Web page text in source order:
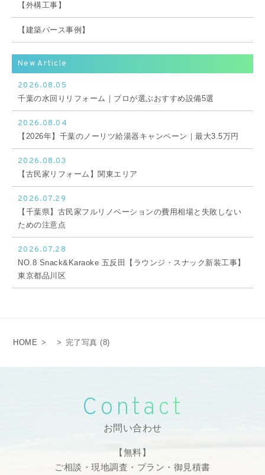
【外構工事】
【建築パース事例】
New Article
2026.08.05
千葉の水回りリフォーム｜プロが選ぶおすすめ設備5選
2026.08.04
【2026年】千葉のノーリツ給湯器キャンペーン｜最大3.5万円
2026.08.03
【古民家リフォーム】関東エリア
2026.07.29
【千葉県】古民家フルリノベーションの費用相場と失敗しない
ための注意点
2026.07.28
NO.8 Snack&Karaoke 五反田【ラウンジ・スナック新装工事】
東京都品川区
HOME > > 完了写真 (8)
Contact
お問い合わせ
【無料】
ご相談・現地調査・プラン・御見積書